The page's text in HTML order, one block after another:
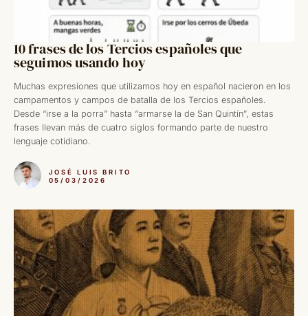
10 frases de los Tercios españoles que
seguimos usando hoy
Muchas expresiones que utilizamos hoy en español nacieron en los
campamentos y campos de batalla de los Tercios españoles.
Desde “irse a la porra” hasta “armarse la de San Quintín”, estas
frases llevan más de cuatro siglos formando parte de nuestro
lenguaje cotidiano.
JOSÉ LUIS BRITO
05/03/2026